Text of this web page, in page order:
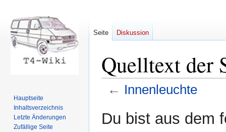
Quelltext der
← Innenleuchte
Navigation
Suche
Du bist aus dem
Seite Diskussion
Hauptseite
Inhaltsverzeichnis
Letzte Änderungen
Zufällige Seite